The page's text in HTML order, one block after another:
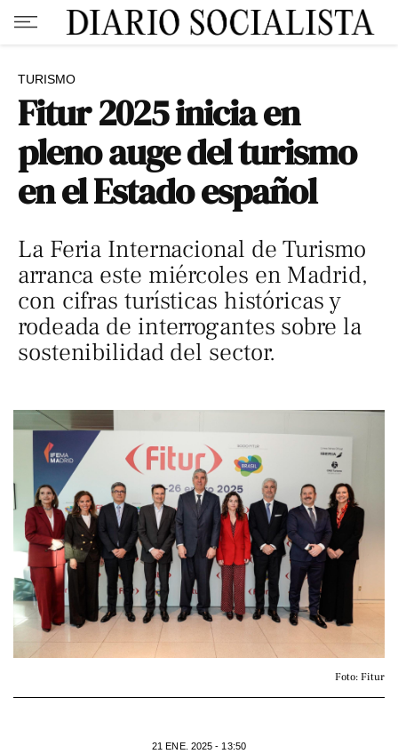
TURISMO
Fitur 2025 inicia en
pleno auge del turismo
en el Estado español
La Feria Internacional de Turismo
arranca este miércoles en Madrid,
con cifras turísticas históricas y
rodeada de interrogantes sobre la
sostenibilidad del sector.
Foto: Fitur
21 ENE. 2025 - 13:50